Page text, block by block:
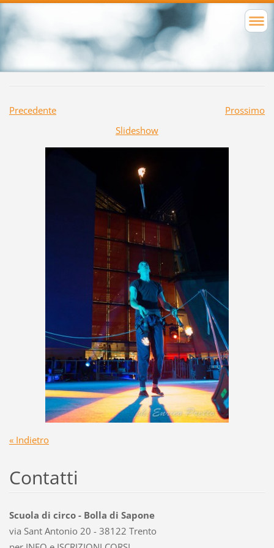
Precedente
Prossimo
Slideshow
« Indietro
Contatti
Scuola di circo - Bolla di Sapone
via Sant Antonio 20 - 38122 Trento